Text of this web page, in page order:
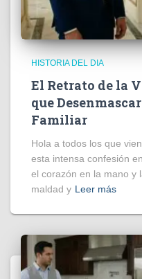
HISTORIA DEL DIA
El Retrato de la
que
Familiar
Hola a todos los que
esta intensa confesión
el corazón en la mano y
maldad y Leer más